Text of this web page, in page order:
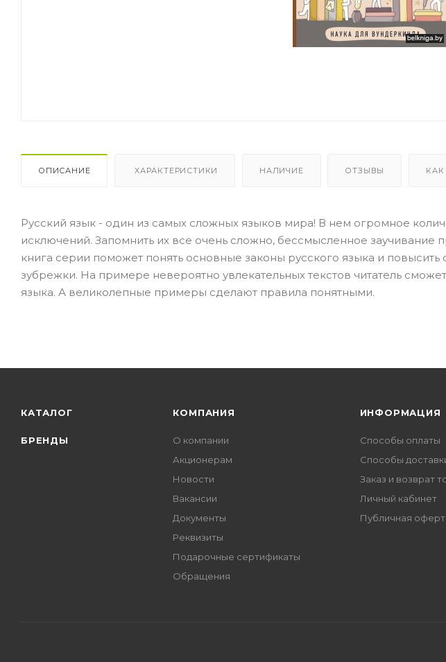
ОПИСАНИЕ ХАРАКТЕРИСТИКИ НАЛИЧИЕ ОТЗЫВЫ КАК
Русский язык - один из самых сложных языков мира! В нем огромное
исключений. Запомнить их все очень сложно, бессмысленное заучивание
книга серии поможет понять основные законы русского языка и повысить
зубрежки. На примере невероятно увлекательных текстов читатель
языка. А великолепные примеры сделают правила понятными.
КАТАЛОГ
БРЕНДЫ
КОМПАНИЯ
О компании
Акционерам
Новости
Вакансии
Документы
Реквизиты
Подарочные сертификаты
Обращения
ИНФОРМАЦИЯ
Способы оплаты
Способы
Заказ и возврат
Личный кабинет
Публичная